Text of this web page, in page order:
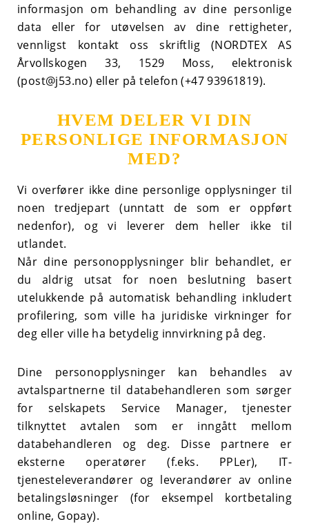
informasjon om behandling av dine personlige
data eller for utøvelsen av dine rettigheter,
vennligst kontakt oss skriftlig (NORDTEX AS
Årvollskogen 33, 1529 Moss, elektronisk
(post@j53.no) eller på telefon (+47 93961819).
HVEM DELER VI DIN
PERSONLIGE INFORMASJON
MED?
Vi overfører ikke dine personlige opplysninger til
noen tredjepart (unntatt de som er oppført
nedenfor), og vi leverer dem heller ikke til
utlandet.
Når dine personopplysninger blir behandlet, er
du aldrig utsat for noen beslutning basert
utelukkende på automatisk behandling inkludert
profilering, som ville ha juridiske virkninger for
deg eller ville ha betydelig innvirkning på deg.
Dine personopplysninger kan behandles av
avtalspartnerne til databehandleren som sørger
for selskapets Service Manager, tjenester
tilknyttet avtalen som er inngått mellom
databehandleren og deg. Disse partnere er
eksterne operatører (f.eks. PPLer), IT-
tjenesteleverandører og leverandører av online
betalingsløsninger (for eksempel kortbetaling
online, Gopay).